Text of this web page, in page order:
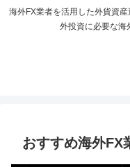
海外FX業者を活用した外貨資
外投資に必要な海
おすすめ海外FX